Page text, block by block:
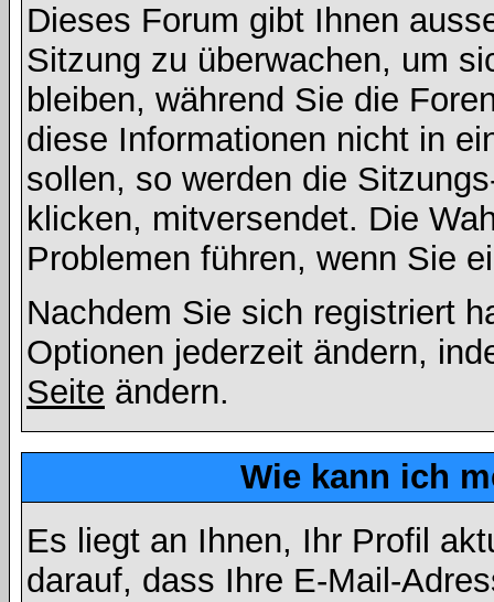
Dieses Forum gibt Ihnen
Sitzung zu überwachen, um
bleiben, während Sie die
diese Informationen nicht in
sollen, so werden die
klicken, mitversendet. Die
Problemen führen, wenn Sie
Nachdem Sie sich registriert
Optionen jederzeit ändern,
Seite ändern.
Wie kann ich
Es liegt an Ihnen, Ihr Profil
darauf, dass Ihre E-Mail-